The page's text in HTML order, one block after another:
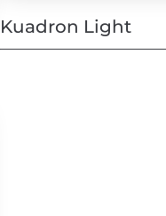
Kuadron Light